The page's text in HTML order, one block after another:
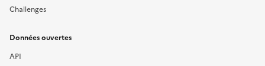
Challenges
Données ouvertes
API